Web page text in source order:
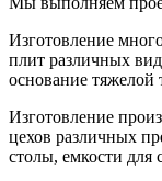
Изготовление
плит различных
основание тяжелой
Изготовление
цехов различных
столы, емкости для